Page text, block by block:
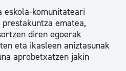
eskola-komunitateari
ematea,
diren egoerak
eta ikasleen aniztasunak
aprobetxatzen jakin